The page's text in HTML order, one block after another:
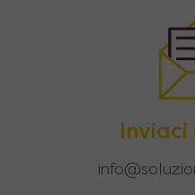
Inviaci